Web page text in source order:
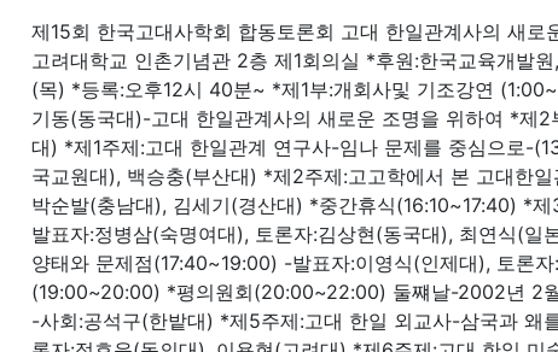
제15회 한국고대사학회 합동토론회 고대 한일관계사의 새
고려대학교 인촌기념관 2층 제1회의실 *후원:한국교육개발
(목) *등록:오후12시 40분~ *제1부:개회사및 기조강연
기동(동국대)-고대 한일관계사의 새로운 조명을 위하여 *제
대) *제1주제:고대 한일관계 연구사-임나 문제를 중심으로-
국교원대), 백승충(부산대) *제2주제:고고학에서 본 고대한
박순발(충남대), 김세기(경산대) *중간휴식(16:10~17:40) *
발표자:정병삼(숙명여대), 토론자:김상현(동국대), 최연식(
양태와 문제점(17:40~19:00) -발표자:이영식(인제대), 토론
(19:00~20:00) *평의원회(20:00~22:00) 둘쨰날-2002년 2
-사회:공석구(한밭대) *제5주제:고대 한일 외교사-삼국과